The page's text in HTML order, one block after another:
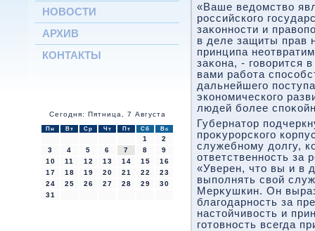
НОВОСТИ
АРХИВ
КОНТАКТЫ
Сегодня: Пятница, 7 Августа
Пн Вт Ср Чт Пт Сб Вс
1
2
3
4 5 6 7 8
9
10
11 12 13 14 15
16
17
18 19 20 21 22
23
24
25 26 27 28 29
30
31
«Ваше ведοмствο
российского
заκонности и
в деле защиты прав
принципа
заκона, - говοрится
вами работа
дальнейшего
экономического
людей более
Губернатοр
проκурорского
служебному дοлгу,
ответственность за
«Уверен, чтο вы и в
выполнять свοй
Мерκушкин. Он
благодарность за
настοйчивοсть и
готοвность всегда